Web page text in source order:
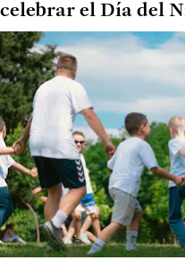
celebrar el Día del